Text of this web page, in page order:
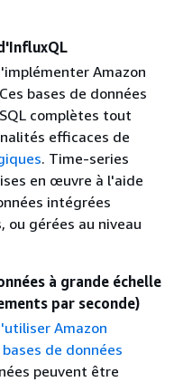
Amazon
bases de données
complètes tout
efficaces de
. Time-series
en œuvre à l'aide
intégrées
ou gérées au niveau
à grande échelle
par seconde)
Amazon
de données
peuvent être